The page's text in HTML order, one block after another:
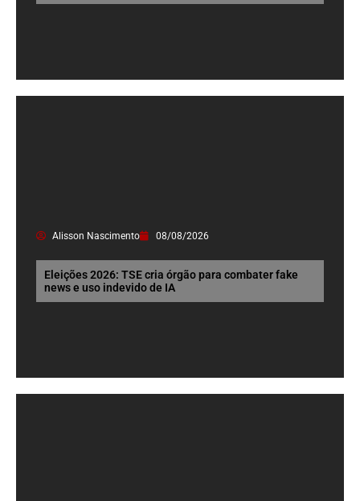
Alisson Nascimento 08/08/2026
Eleições 2026: TSE cria órgão para combater fake
news e uso indevido de IA